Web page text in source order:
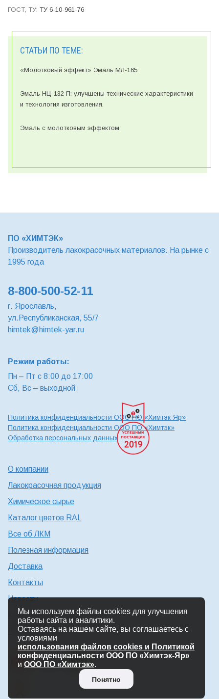
ТУ 6-10-961-76
СТАТЬИ ПО ТЕМЕ:
«Молотковый эффект» Эмаль МЛ-165
Эмаль НЦ-132 П: улучшены технические характеристики
и технология изготовления.
Эмаль с молотковым эффектом
ПО «ХИМТЭК»
Производитель лакокрасочных материалов. На рынке с
1995 года
8-800-500-52-11
г. Ярославль,
ул.Республиканская, 55/7
himtek@himtek-yar.ru
Режим работы:
Пн – Пт с 8:00 до 17:00
Сб, Вс – выходной
Политика конфиденциальности ООО ПО «Химтэк-Яр»
Политика конфиденциальности ООО ПО «Химтэк»
Обработка персональных данных
О компании
Лакокрасочная продукция
Химическое сырье
Каталог цветов RAL
Все об ЛКМ
Полезная информация
Доставка
Контакты
Новости
Консультация технолога
Работа в Химтэк
Мы используем файлы cookies для улучшения
работы сайта и аналитики.
Оставаясь на нашем сайте, вы соглашаетесь с
условиями
использования файлов cookies и Политикой
конфиденциальности ООО ПО «Химтэк-Яр»
и ООО ПО «Химтэк».
Понятно